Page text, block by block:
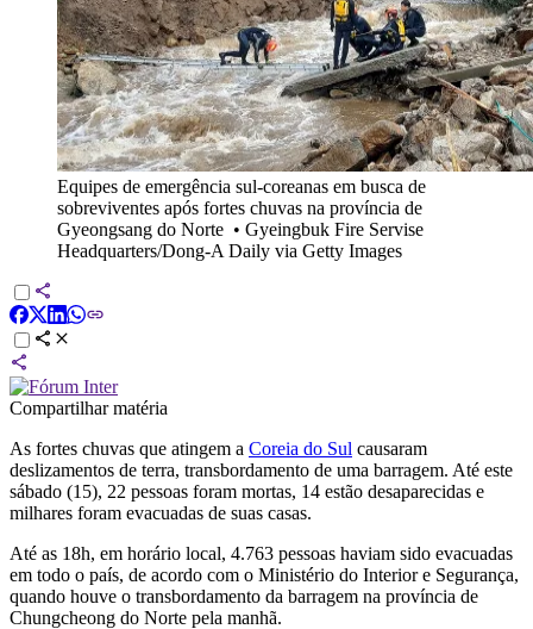
Equipes de emergência sul-coreanas em busca de
sobreviventes após fortes chuvas na província de
Gyeongsang do Norte • Gyeingbuk Fire Servise
Headquarters/Dong-A Daily via Getty Images
Compartilhar matéria
As fortes chuvas que atingem a Coreia do Sul causaram
deslizamentos de terra, transbordamento de uma barragem. Até este
sábado (15), 22 pessoas foram mortas, 14 estão desaparecidas e
milhares foram evacuadas de suas casas.
Até as 18h, em horário local, 4.763 pessoas haviam sido evacuadas
em todo o país, de acordo com o Ministério do Interior e Segurança,
quando houve o transbordamento da barragem na província de
Chungcheong do Norte pela manhã.